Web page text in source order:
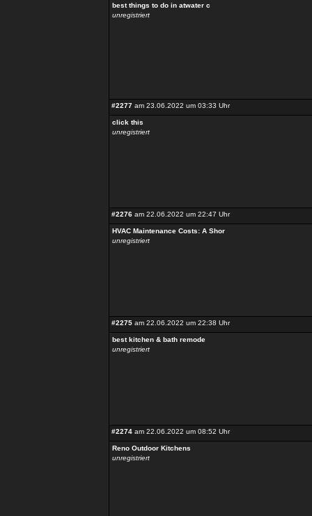
best things to do in atwater c
unregistriert
#2277 am 23.06.2022 um 03:33 Uhr
click this
unregistriert
#2276 am 22.06.2022 um 22:47 Uhr
HVAC Maintenance Costs: A Shor
unregistriert
#2275 am 22.06.2022 um 22:38 Uhr
best kitchen & bath remode
unregistriert
#2274 am 22.06.2022 um 08:52 Uhr
Reno Outdoor Kitchens
unregistriert